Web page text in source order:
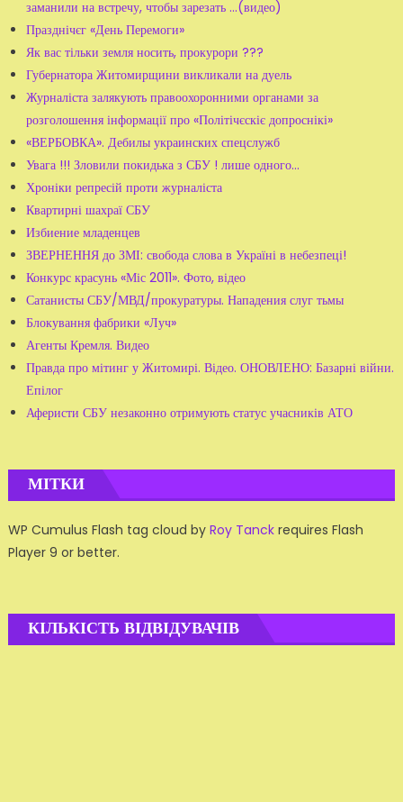
заманили на встречу, чтобы зарезать ...(видео)
Празднічєг «День Перемоги»
Як вас тільки земля носить, прокурори ???
Губернатора Житомирщини викликали на дуель
Журналіста залякують правоохоронними органами за
розголошення інформації про «Політічєскіє допроснікі»
«ВЕРБОВКА». Дебилы украинских спецслужб
Увага !!! Зловили покидька з СБУ ! лише одного...
Хроніки репресій проти журналіста
Квартирні шахраї СБУ
Избиение младенцев
ЗВЕРНЕННЯ до ЗМІ: свобода слова в Україні в небезпеці!
Конкурс красунь «Міс 2011». Фото, відео
Сатанисты СБУ/МВД/прокуратуры. Нападения слуг тьмы
Блокування фабрики «Луч»
Агенты Кремля. Видео
Правда про мітинг у Житомирі. Відео. ОНОВЛЕНО: Базарні війни.
Епілог
Аферисти СБУ незаконно отримують статус учасників АТО
МІТКИ
WP Cumulus Flash tag cloud by Roy Tanckrequires Flash
Player 9 or better.
КІЛЬКІСТЬ ВІДВІДУВАЧІВ